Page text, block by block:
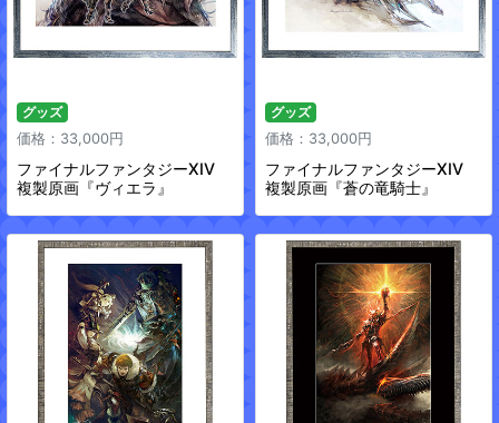
グッズ
価格：33,000円
ファイナルファンタジーXIV
複製原画『ヴィエラ』
グッズ
価格：33,000円
ファイナルファンタジーXIV
複製原画『蒼の竜騎士』